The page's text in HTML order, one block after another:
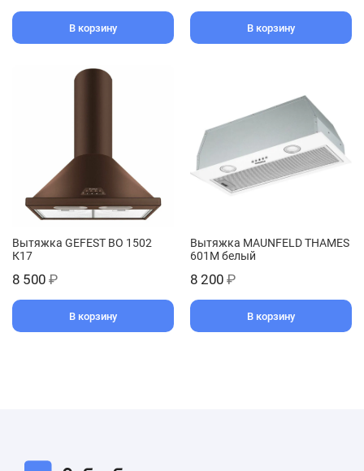
В корзину В корзину
Вытяжка GEFEST ВО 1502
К17
8 500 ₽
В корзину
Вытяжка MAUNFELD THAMES
601M белый
8 200 ₽
В корзину